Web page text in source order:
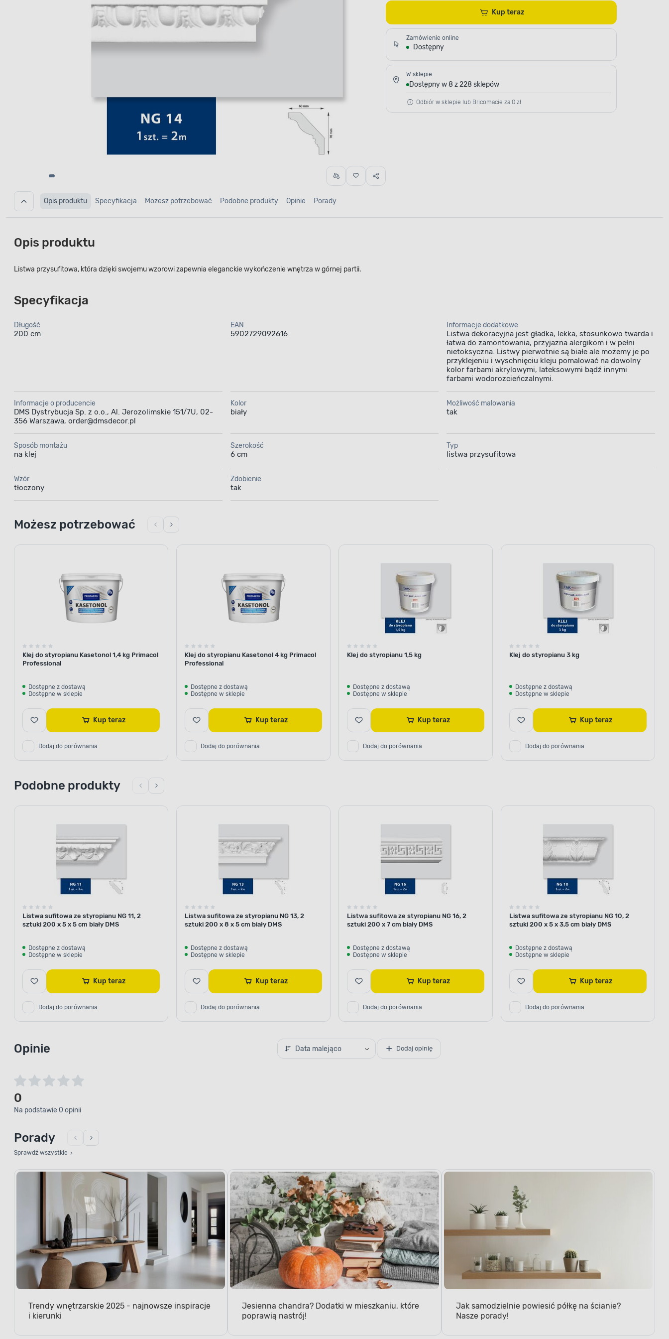
Kup teraz
Zamówienie online
Dostępny
W sklepie
Dostępny w 8 z 228 sklepów
Odbiór w sklepie lub Bricomacie za 0 zł
Opis produktu Specyfikacja Możesz potrzebować Podobne produkty Opinie Porady
Opis produktu
Listwa przysufitowa, która dzięki swojemu wzorowi zapewnia eleganckie wykończenie wnętrza w górnej partii.
Specyfikacja
Długość
200 cm
EAN
5902729092616
Informacje dodatkowe
Listwa dekoracyjna jest gładka, lekka, stosunkowo twarda i
łatwa do zamontowania, przyjazna alergikom i w pełni
nietoksyczna. Listwy pierwotnie są białe ale możemy je po
przyklejeniu i wyschnięciu kleju pomalować na dowolny
kolor farbami akrylowymi, lateksowymi bądź innymi
farbami wodorozcieńczalnymi.
Informacje o producencie
DMS Dystrybucja Sp. z o.o., Al. Jerozolimskie 151/7U, 02-
356 Warszawa, order@dmsdecor.pl
Kolor
biały
Możliwość malowania
tak
Sposób montażu
na klej
Szerokość
6 cm
Typ
listwa przysufitowa
Wzór
tłoczony
Zdobienie
tak
Możesz potrzebować
Klej do styropianu Kasetonol 1,4 kg Primacol
Professional
Dostępne z dostawą
Dostępne w sklepie
Kup teraz
Dodaj do porównania
Klej do styropianu Kasetonol 4 kg Primacol
Professional
Dostępne z dostawą
Dostępne w sklepie
Kup teraz
Dodaj do porównania
Klej do styropianu 1,5 kg
Dostępne z dostawą
Dostępne w sklepie
Kup teraz
Dodaj do porównania
Klej do styropianu 3 kg
Dostępne z dostawą
Dostępne w sklepie
Kup teraz
Dodaj do porównania
Podobne produkty
Listwa sufitowa ze styropianu NG 11, 2
sztuki 200 x 5 x 5 cm biały DMS
Dostępne z dostawą
Dostępne w sklepie
Kup teraz
Dodaj do porównania
Listwa sufitowa ze styropianu NG 13, 2
sztuki 200 x 8 x 5 cm biały DMS
Dostępne z dostawą
Dostępne w sklepie
Kup teraz
Dodaj do porównania
Listwa sufitowa ze styropianu NG 16, 2
sztuki 200 x 7 cm biały DMS
Dostępne z dostawą
Dostępne w sklepie
Kup teraz
Dodaj do porównania
Listwa sufitowa ze styropianu NG 10, 2
sztuki 200 x 5 x 3,5 cm biały DMS
Dostępne z dostawą
Dostępne w sklepie
Kup teraz
Dodaj do porównania
Opinie Data malejąco Dodaj opinię
0
Na podstawie 0 opinii
Porady
Sprawdź wszystkie
Trendy wnętrzarskie 2025 - najnowsze inspiracje
i kierunki
Jesienna chandra? Dodatki w mieszkaniu, które
poprawią nastrój!
Jak samodzielnie powiesić półkę na ścianie?
Nasze porady!